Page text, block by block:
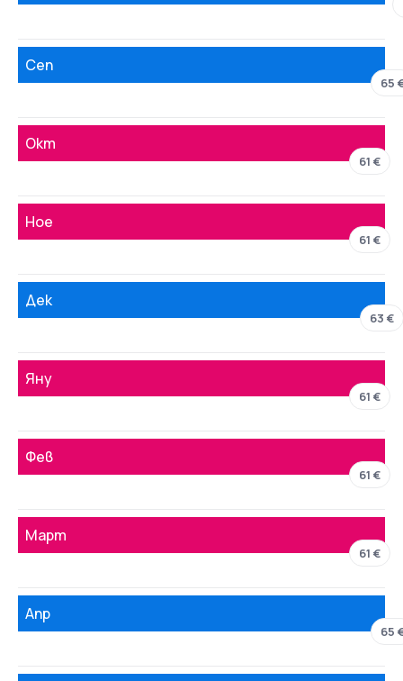
Сеп
65
Окт
61 €
Ное
61 €
Дек
63 €
Яну
61 €
Фев
61 €
Март
61 €
Апр
65